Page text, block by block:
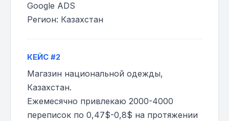
Google ADS
Регион: Казахстан
КЕЙС #2
Магазин национальной одежды,
Казахстан.
Ежемесячно привлекаю 2000-4000
переписок по 0,47$-0,8$ на протяжении